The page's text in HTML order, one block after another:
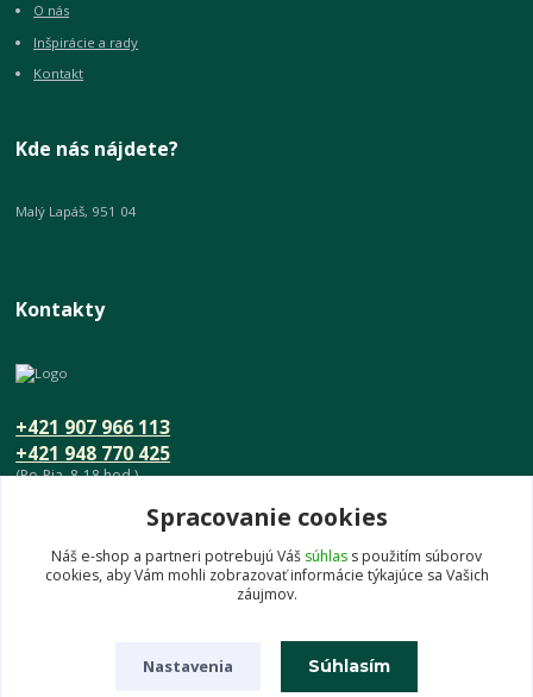
O nás
Inšpirácie a rady
Kontakt
Kde nás nájdete?
Malý Lapáš, 951 04
Kontakty
+421 948 770 425
+421 907 966 113
(Po-Pia, 8-18 hod.)
info@umeniedomova.skSpracovanie cookies
Náš e-shop a partneri potrebujú Váš súhlas s použitím súborov
cookies, aby Vám mohli zobrazovať informácie týkajúce sa Vašich
záujmov.
Nastavenia Súhlasím